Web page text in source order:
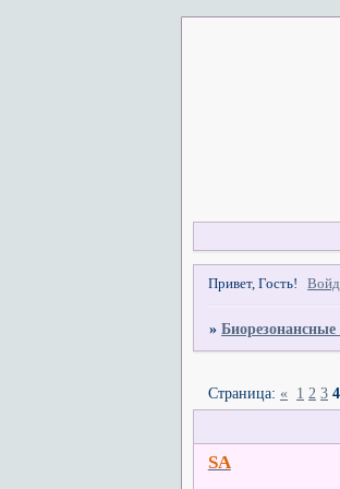
Привет, Гость!
»Биорезонансные
Страница: « 1 2 3 4
SA